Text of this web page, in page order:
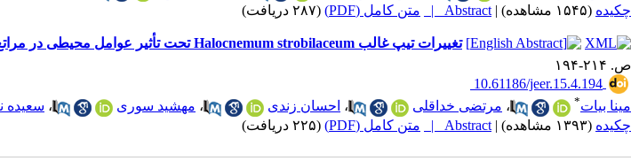
چکیده (۱۵۴۵ مشاهده) |
Abstract | متن کامل (PDF) (۲۸۷ دریافت)
تغییرات تیپ غالب Halocnemum strobilaceum تحت تأثیر عوامل محیطی در مراتع شوره‌زار (مراتع اشتهارد استان البرز)
ص. ۲۱۴-۱۹۴
‎ 10.61186/jeer.15.4.194
مینا بیات* ، مرتضی خداقلی ، احسان زندی ، مهشید سوری ، سعیده
چکیده (۱۳۹۳ مشاهده) |
Abstract | متن کامل (PDF) (۲۲۵ دریافت)